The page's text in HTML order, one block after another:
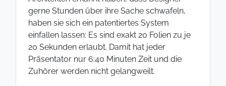
gerne Stunden über ihre Sache schwafeln,
haben sie sich ein patentiertes System
einfallen lassen: Es sind exakt 20 Folien zu je
20 Sekunden erlaubt. Damit hat jeder
Präsentator nur 6:40 Minuten Zeit und die
Zuhörer werden nicht gelangweilt.